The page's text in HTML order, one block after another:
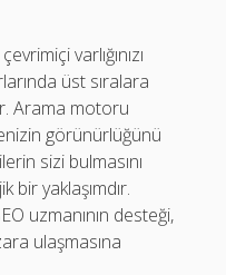
varlığınızı
üst sıralara
Arama motoru
görünürlüğünü
sizi bulmasını
bir yaklaşımdır.
uzmanının desteği,
ulaşmasına